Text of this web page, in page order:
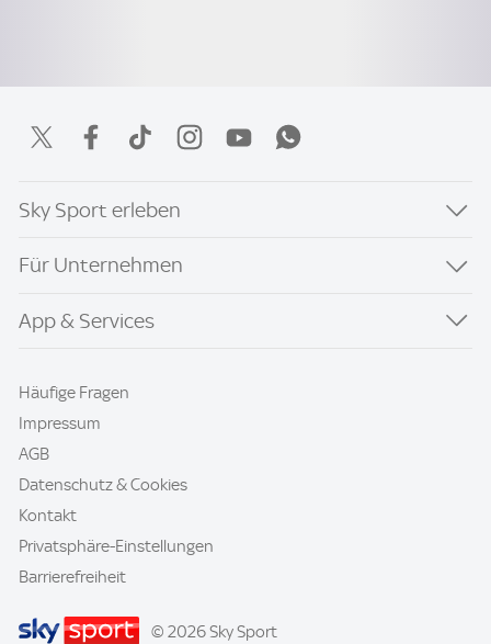
Sky Sport erleben
Für Unternehmen
App & Services
Häufige Fragen
Impressum
AGB
Datenschutz & Cookies
Kontakt
Privatsphäre-Einstellungen
Barrierefreiheit
© 2026 Sky Sport